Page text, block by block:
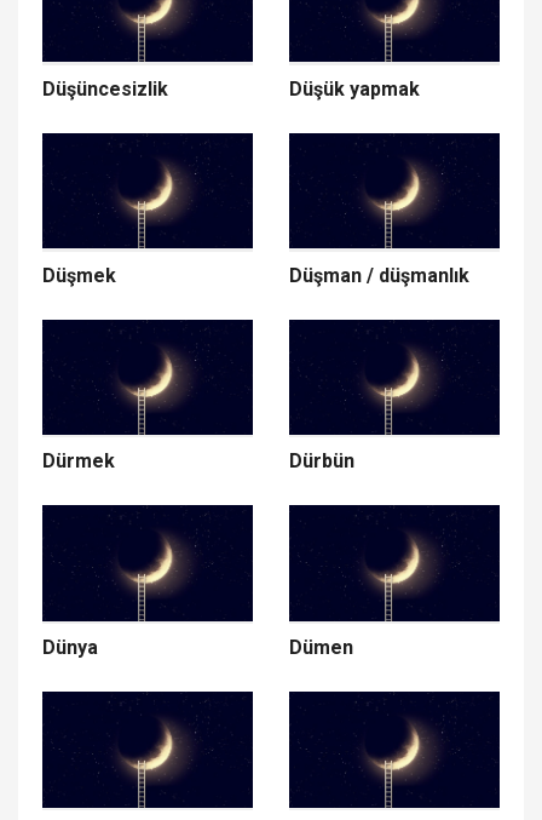
Düşüncesizlik Düşük yapmak
Düşmek Düşman / düşmanlık
Dürmek Dürbün
Dünya Dümen